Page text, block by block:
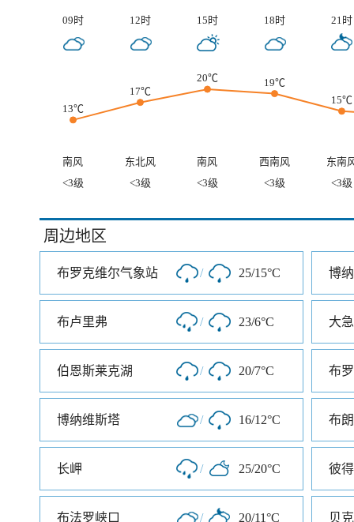
09时 12时 15时 18时 21时
13℃
17℃
20℃
19℃
15℃
南风 东北风 南风 西南风
东南
<3级
<3级 <3级 <3级 <3级
周边地区
布罗克维尔气象站 / 25/15°C 博
布卢里弗 / 23/6°C 大
伯恩斯莱克湖 / 20/7°C 布
博纳维斯塔 / 16/12°C 布
长岬 / 25/20°C
布法罗峡口 / 20/11°C 贝